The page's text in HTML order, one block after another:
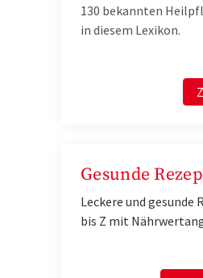
130 bekannten
in diesem Lexikon.
Gesunde
Leckere und gesunde
bis Z mit